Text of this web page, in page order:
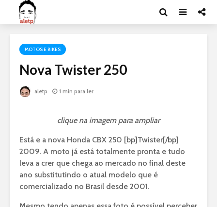
MOTOS E BIKES
Nova Twister 250
aletp 1 min para ler
clique na imagem para ampliar
Está e a nova Honda CBX 250 [bp]Twister[/bp]
2009. A moto já está totalmente pronta e tudo
leva a crer que chega ao mercado no final deste
ano substitutindo o atual modelo que é
comercializado no Brasil desde 2001.